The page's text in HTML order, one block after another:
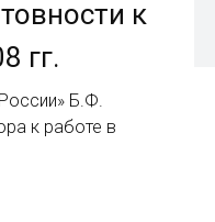
к
гг.
Б.Ф.
к работе в